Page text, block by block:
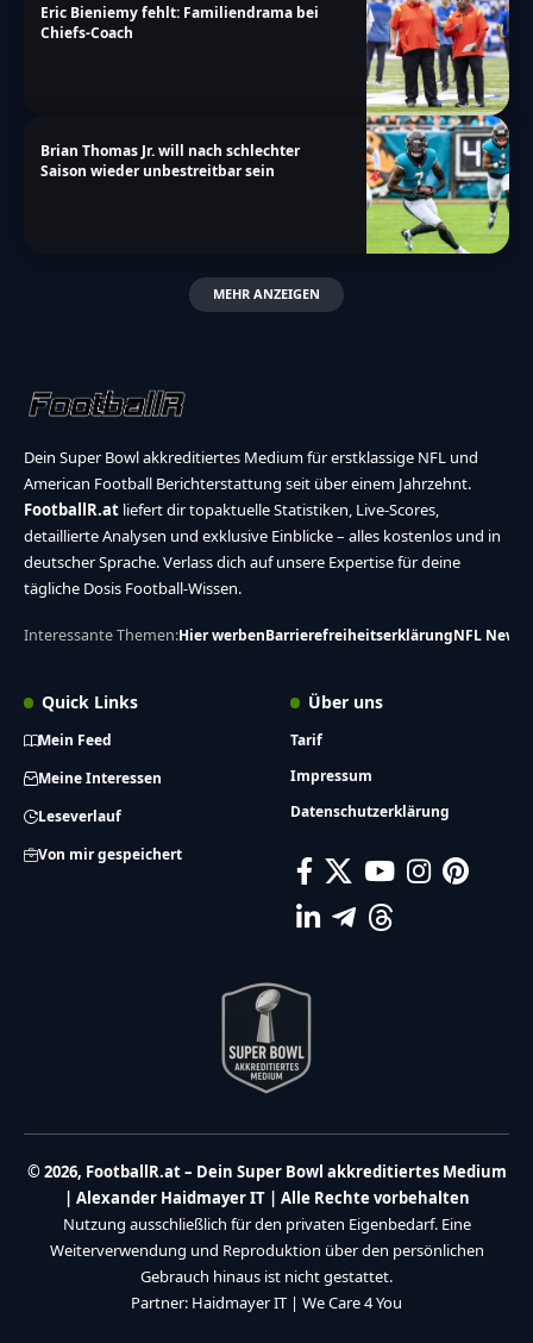
Eric Bieniemy fehlt: Familiendrama bei
Chiefs-Coach
Brian Thomas Jr. will nach schlechter
Saison wieder unbestreitbar sein
MEHR ANZEIGEN
Dein Super Bowl akkreditiertes Medium für erstklassige NFL und
American Football Berichterstattung seit über einem Jahrzehnt.
FootballR.at liefert dir topaktuelle Statistiken, Live-Scores,
detaillierte Analysen und exklusive Einblicke – alles kostenlos und in
deutscher Sprache. Verlass dich auf unsere Expertise für deine
tägliche Dosis Football-Wissen.
Interessante Themen:Hier werbenBarrierefreiheitserklärungNFL News
Quick Links
Mein Feed
Meine Interessen
Leseverlauf
Von mir gespeichert
Über uns
Tarif
Impressum
Datenschutzerklärung
© 2026, FootballR.at – Dein Super Bowl akkreditiertes Medium
| Alexander Haidmayer IT | Alle Rechte vorbehalten
Nutzung ausschließlich für den privaten Eigenbedarf. Eine
Weiterverwendung und Reproduktion über den persönlichen
Gebrauch hinaus ist nicht gestattet.
Partner: Haidmayer IT | We Care 4 You